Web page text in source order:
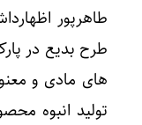
طرح بدیع در
های مادی و
تولید انبوه